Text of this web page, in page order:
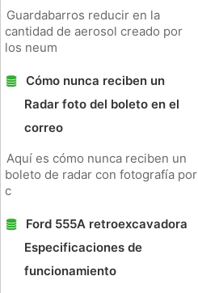
Guardabarros reducir en la
cantidad de aerosol creado por
los neum
Cómo nunca reciben un
Radar foto del boleto en el
correo
Aquí es cómo nunca reciben un
boleto de radar con fotografía por
c
Ford 555A retroexcavadora
Especificaciones de
funcionamiento